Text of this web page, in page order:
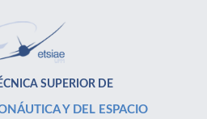
SUPERIOR DE
Y DEL ESPACIO